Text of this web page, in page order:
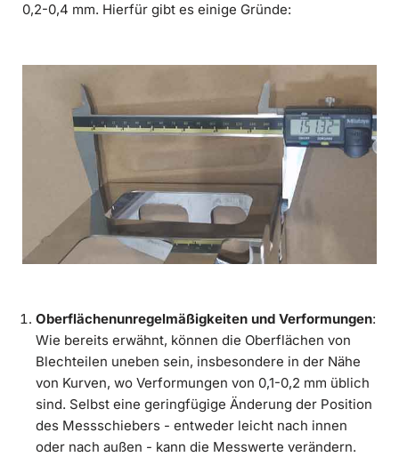
0,2-0,4 mm. Hierfür gibt es einige Gründe:
Oberflächenunregelmäßigkeiten und Verformungen:
Wie bereits erwähnt, können die Oberflächen von
Blechteilen uneben sein, insbesondere in der Nähe
von Kurven, wo Verformungen von 0,1-0,2 mm üblich
sind. Selbst eine geringfügige Änderung der Position
des Messschiebers - entweder leicht nach innen
oder nach außen - kann die Messwerte verändern.